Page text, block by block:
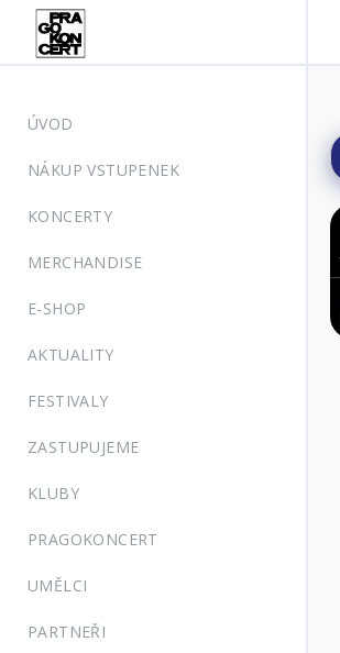
ÚVOD
NÁKUP VSTUPENEK
KONCERTY
MERCHANDISE
E-SHOP
AKTUALITY
FESTIVALY
ZASTUPUJEME
KLUBY
PRAGOKONCERT
UMĚLCI
PARTNEŘI